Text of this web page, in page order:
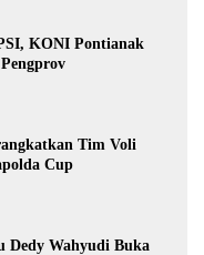
KONI Pontianak
Tim Voli
Cup
Dedy Wahyudi Buka